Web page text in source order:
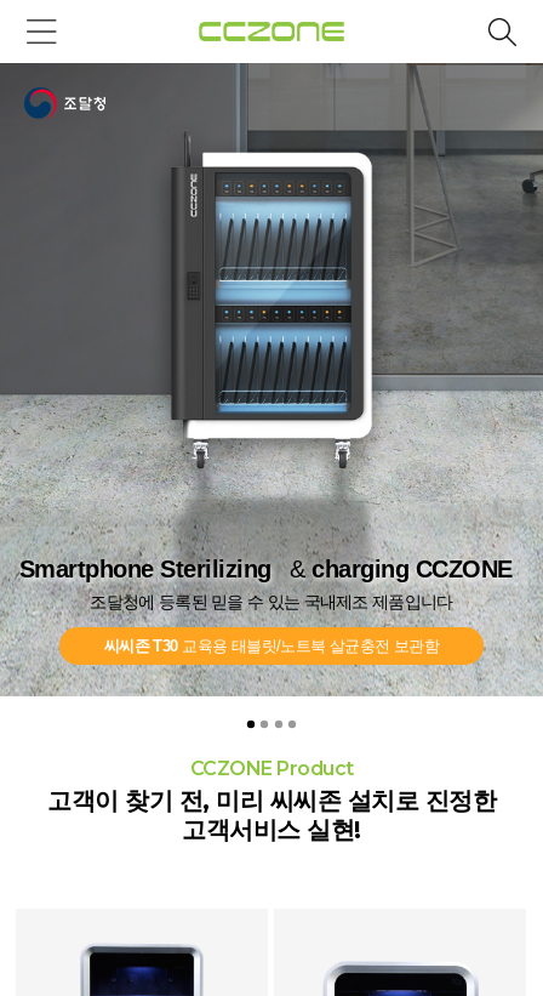
Smartphone Sterilizing &charging CCZONE
조달청에 등록된 믿을 수 있는 국내제조 제품입니다
씨씨존 201 플러스스마트폰 살균충전기
Smartphone Sterilizing &charging CCZONE
조달청에 등록된 믿을 수 있는 국내제조 제품입니다
씨씨존 T30교육용 태블릿/노트북 살균충전 보관함
Smartphone Sterilizing &charging CCZONE
조달청에 등록된 믿을 수 있는 국내제조 제품입니다
씨씨존 801 플러스스마트폰 살균충전기
Smartphone Sterilizing charging CCZONE
씨씨존 401 플러스
Smartphone Sterilizing charging CCZONE
씨씨존 201 플러스
Smartphone Sterilizing &charging CCZONE
조달청에 등록된 믿을 수 있는 국내제조 제품입니다
씨씨존 T30교육용 태블릿/노트북 살균충전 보관함
CCZONE Product
고객이 찾기 전, 미리 씨씨존 설치로 진정한
고객서비스 실현!